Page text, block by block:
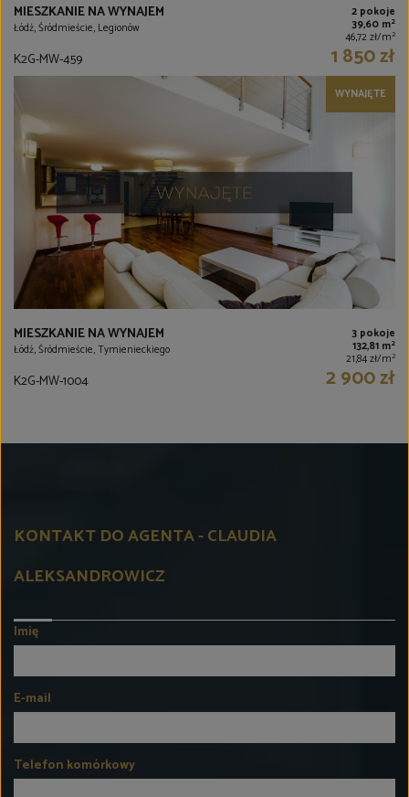
MIESZKANIE NA WYNAJEM
Łódź, Śródmieście, Legionów
2 pokoje
39,60 m2
46,72 zł/m2
K2G-MW-459 1 850 zł
WYNAJĘTE
MIESZKANIE NA WYNAJEM
Łódź, Śródmieście, Tymienieckiego
3 pokoje
132,81 m2
21,84 zł/m2
K2G-MW-1004 2 900 zł
KONTAKT DO AGENTA - CLAUDIA
ALEKSANDROWICZ
Imię
E-mail
Telefon komórkowy